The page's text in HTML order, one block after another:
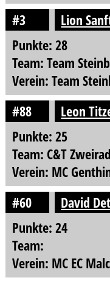
#3
Lion
Punkte: 28
Team: Team
Verein: Team
#88
Leon
Punkte: 25
Team: C&T
Verein: MC
#60
David
Punkte: 24
Team:
Verein: MC EC